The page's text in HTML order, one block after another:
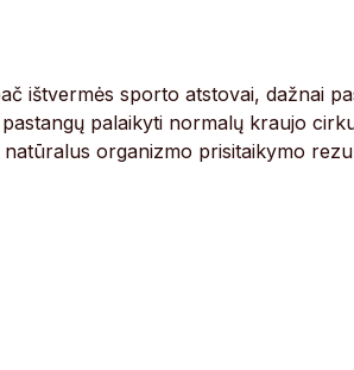
ištvermės sporto atstovai, dažnai
palaikyti normalų kraujo
organizmo prisitaikymo